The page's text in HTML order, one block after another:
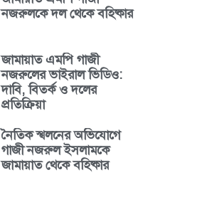
নজরুলকে দল থেকে বহিষ্কার
জামায়াত এমপি গাজী
নজরুলের ভাইরাল ভিডিও:
দাবি, বিতর্ক ও দলের
প্রতিক্রিয়া
নৈতিক স্খলনের অভিযোগে
গাজী নজরুল ইসলামকে
জামায়াত থেকে বহিষ্কার